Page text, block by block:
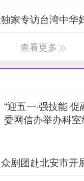
家专访台湾中华
查看更多
“迎五一·强技能·
委网信办举办科
剧团赴北安市开